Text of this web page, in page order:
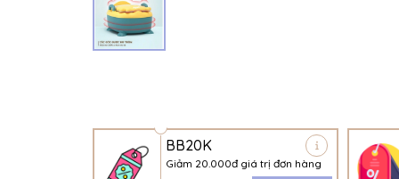
BB20K
Giảm 20.000đ giá trị đơn hàng